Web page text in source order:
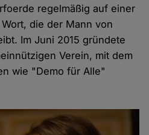
regelmäßig auf einer
die der Mann von
Im Juni 2015 gründete
Verein, mit dem
wie "Demo für Alle"